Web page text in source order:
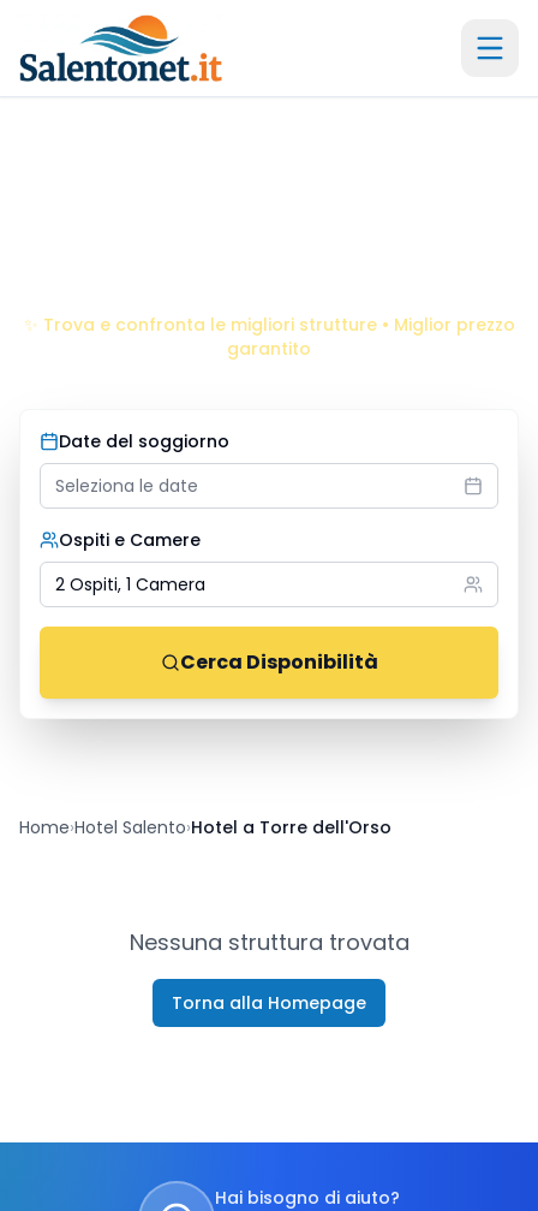
✨ Trova e confronta le migliori strutture • Miglior prezzo
garantito
Date del soggiorno
Seleziona le date
Ospiti e Camere
2 Ospiti, 1 Camera
Cerca Disponibilità
Home›Hotel Salento›Hotel a Torre dell'Orso
Nessuna struttura trovata
Torna alla Homepage
Hai bisogno di aiuto?